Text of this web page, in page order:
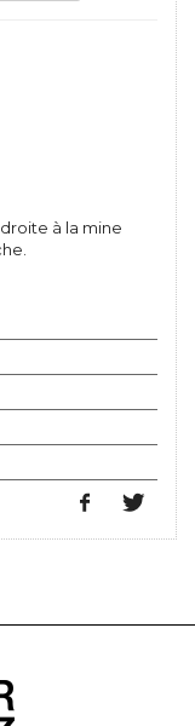
à la mine